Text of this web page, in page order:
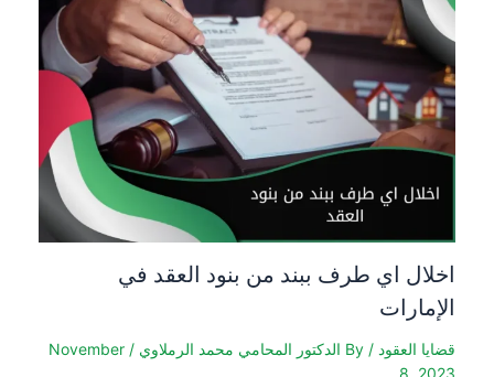
اخلال اي طرف ببند من بنود العقد في
الإمارات
قضايا العقود / By الدكتور المحامي محمد الرملاوي /
November